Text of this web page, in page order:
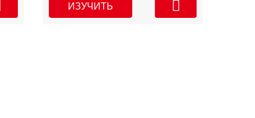
ИЗУЧИТЬ